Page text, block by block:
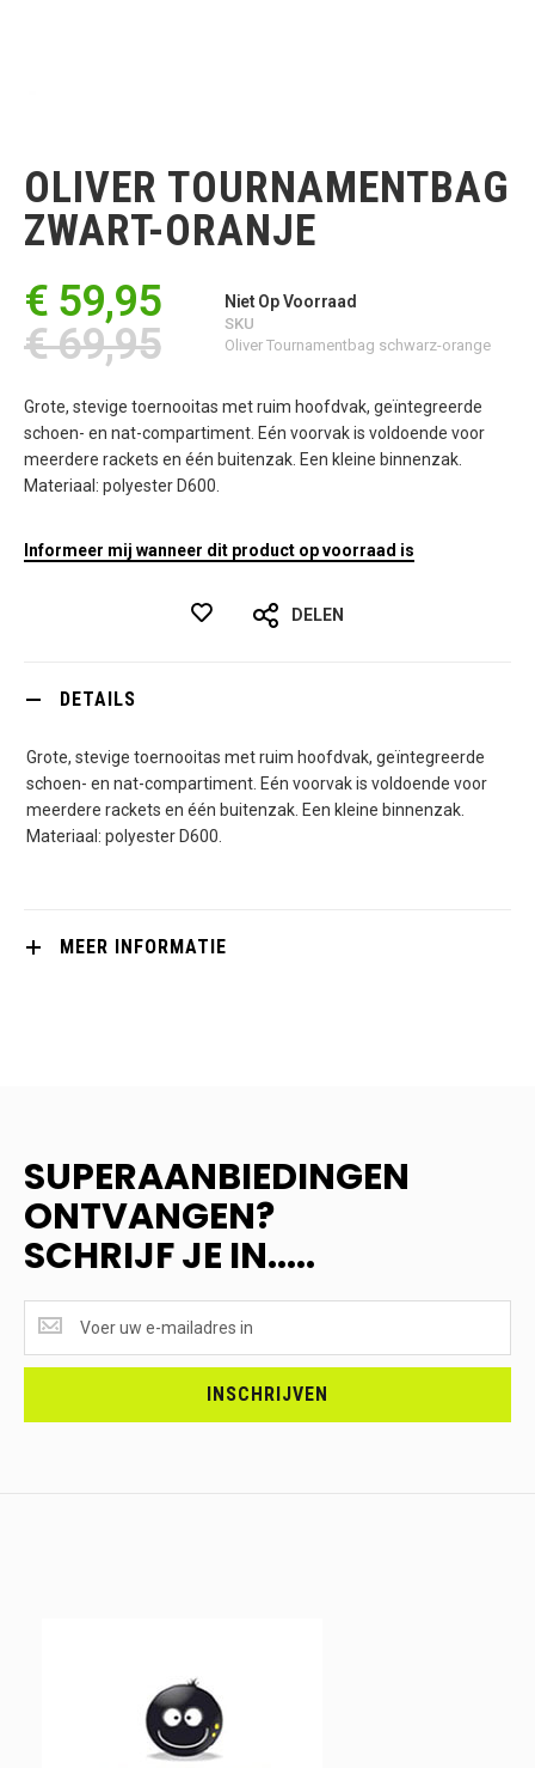
begin
van
de
afbeeldingen-
OLIVER TOURNAMENTBAG
ZWART-ORANJE
€ 59,95
€ 69,95
Niet Op Voorraad
SKU
Oliver Tournamentbag schwarz-orange
Grote, stevige toernooitas met ruim hoofdvak, geïntegreerde
schoen- en nat-compartiment. Eén voorvak is voldoende voor
meerdere rackets en één buitenzak. Een kleine binnenzak.
Materiaal: polyester D600.
Informeer mij wanneer dit product op voorraad is
DELEN
DETAILS
Grote, stevige toernooitas met ruim hoofdvak, geïntegreerde
schoen- en nat-compartiment. Eén voorvak is voldoende voor
meerdere rackets en één buitenzak. Een kleine binnenzak.
Materiaal: polyester D600.
MEER INFORMATIE
SUPERAANBIEDINGEN
ONTVANGEN?
SCHRIJF JE IN.....
ONTVANGEN?
<br>SCHRIJF
INSCHRIJVEN